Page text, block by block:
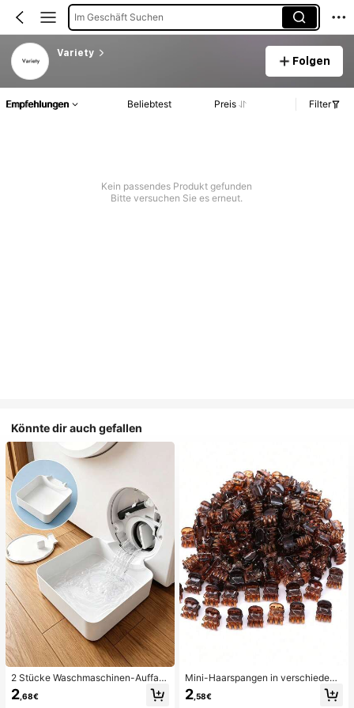
Im Geschäft Suchen
Variety
Folgen
Empfehlungen Beliebtest Preis Filter
Kein passendes Produkt gefunden
Bitte versuchen Sie es erneut.
Könnte dir auch gefallen
2 Stücke Waschmaschinen-Auffan
gwanne Tropfschale, wasserdichte
Bodenschutzmatte für Waschraum,
2 ,68€
Mini-Haarspangen in verschiedene
n Farben, geeignet für Frauenfrisure
n und dekorative Haaraccessoires,
2 ,58€